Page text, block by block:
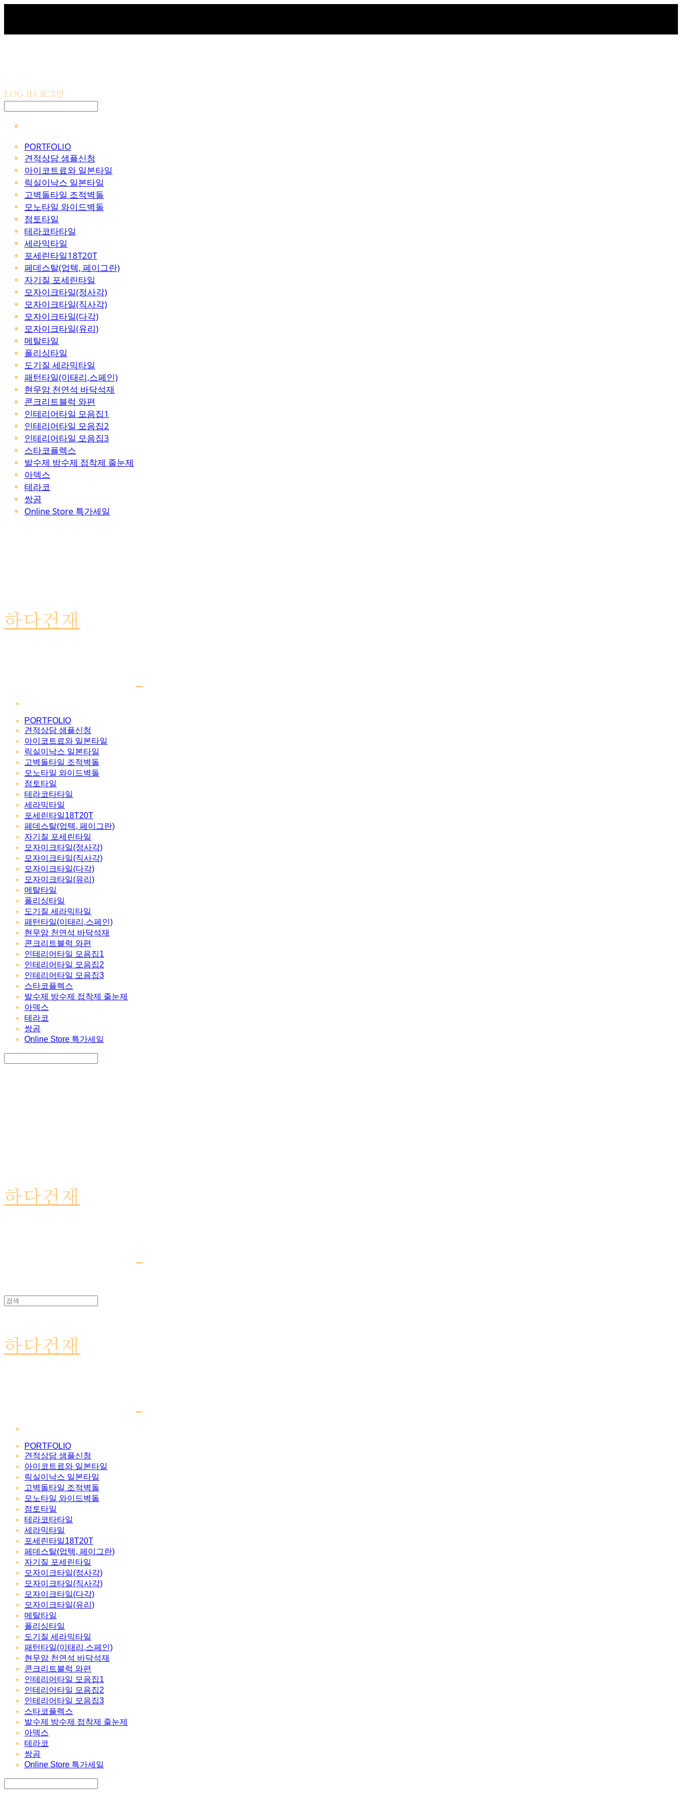
LOG IN 로그인
PORTFOLIO
견적상담 샘플신청
아이코트료와 일본타일
릭실이낙스 일본타일
고벽돌타일 조적벽돌
모노타일 와이드벽돌
점토타일
테라코타타일
세라믹타일
포세린타일18T20T
페데스탈(업텍, 페이그란)
자기질 포세린타일
모자이크타일(정사각)
모자이크타일(직사각)
모자이크타일(다각)
모자이크타일(유리)
메탈타일
폴리싱타일
도기질 세라믹타일
패턴타일(이태리,스페인)
현무암 천연석 바닥석재
콘크리트블럭 와편
인테리어타일 모음집1
인테리어타일 모음집2
인테리어타일 모음집3
스타코플렉스
발수제 방수제 접착제 줄눈제
아덱스
테라코
쌍곰
Online Store 특가세일
하다건재
PORTFOLIO
견적상담 샘플신청
아이코트료와 일본타일
릭실이낙스 일본타일
고벽돌타일 조적벽돌
모노타일 와이드벽돌
점토타일
테라코타타일
세라믹타일
포세린타일18T20T
페데스탈(업텍, 페이그란)
자기질 포세린타일
모자이크타일(정사각)
모자이크타일(직사각)
모자이크타일(다각)
모자이크타일(유리)
메탈타일
폴리싱타일
도기질 세라믹타일
패턴타일(이태리,스페인)
현무암 천연석 바닥석재
콘크리트블럭 와편
인테리어타일 모음집1
인테리어타일 모음집2
인테리어타일 모음집3
스타코플렉스
발수제 방수제 접착제 줄눈제
아덱스
테라코
쌍곰
Online Store 특가세일
하다건재
하다건재
PORTFOLIO
견적상담 샘플신청
아이코트료와 일본타일
릭실이낙스 일본타일
고벽돌타일 조적벽돌
모노타일 와이드벽돌
점토타일
테라코타타일
세라믹타일
포세린타일18T20T
페데스탈(업텍, 페이그란)
자기질 포세린타일
모자이크타일(정사각)
모자이크타일(직사각)
모자이크타일(다각)
모자이크타일(유리)
메탈타일
폴리싱타일
도기질 세라믹타일
패턴타일(이태리,스페인)
현무암 천연석 바닥석재
콘크리트블럭 와편
인테리어타일 모음집1
인테리어타일 모음집2
인테리어타일 모음집3
스타코플렉스
발수제 방수제 접착제 줄눈제
아덱스
테라코
쌍곰
Online Store 특가세일